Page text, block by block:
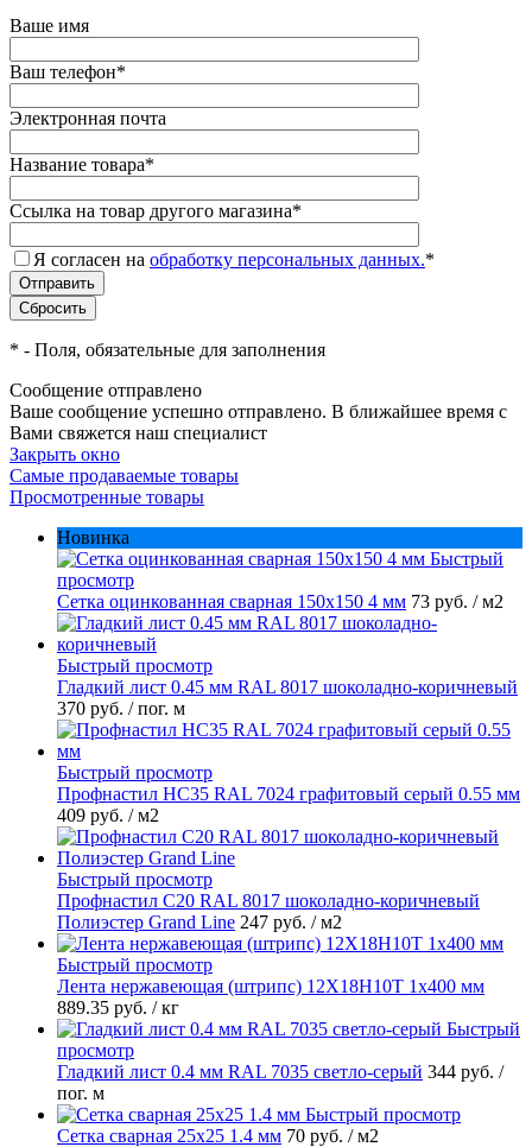
Ваше имя
Ваш телефон*
Электронная почта
Название товара*
Ссылка на товар другого магазина*
Я согласен на обработку персональных данных.*
* - Поля, обязательные для заполнения
Сообщение отправлено
Ваше сообщение успешно отправлено. В ближайшее время с
Вами свяжется наш специалист
Закрыть окно
Самые продаваемые товары
Просмотренные товары
Новинка
Быстрый
просмотр
Сетка оцинкованная сварная 150х150 4 мм 73 руб. / м2
Быстрый просмотр
Гладкий лист 0.45 мм RAL 8017 шоколадно-коричневый
370 руб. / пог. м
Быстрый просмотр
Профнастил НС35 RAL 7024 графитовый серый 0.55 мм
409 руб. / м2
Быстрый просмотр
Профнастил С20 RAL 8017 шоколадно-коричневый
Полиэстер Grand Line 247 руб. / м2
Быстрый просмотр
Лента нержавеющая (штрипс) 12Х18Н10Т 1х400 мм
889.35 руб. / кг
Быстрый
просмотр
Гладкий лист 0.4 мм RAL 7035 светло-серый 344 руб. /
пог. м
Быстрый просмотр
Сетка сварная 25х25 1.4 мм 70 руб. / м2